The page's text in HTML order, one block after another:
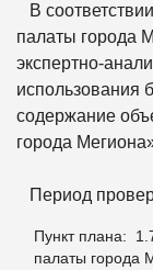
В
палаты города
экспертно-
использования
содержание
города
Период
Пункт плана:
палаты города